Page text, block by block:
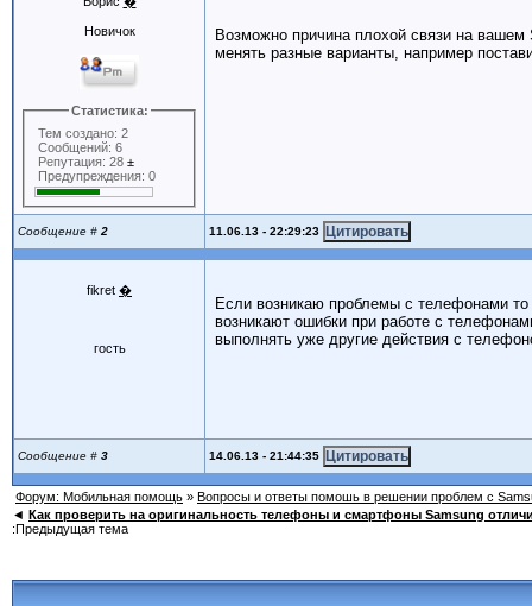
Новичок
Статистика:
Тем создано: 2
Сообщений: 6
Репутация: 28±
Предупреждения: 0
Возможно причина плохой связи на вашем
менять разные варианты, например
Сообщение # 2 11.06.13 - 22:29:23
fikret �
гость
Если возникаю проблемы с телефонами
возникают ошибки при работе с
выполнять уже другие действия с
Сообщение # 3 14.06.13 - 21:44:35
Форум: Мобильная помощь » Вопросы и ответы помошь в решении проблем с
◄ Как проверить на оригинальность телефоны и смартфоны Samsung
:Предыдущая тема